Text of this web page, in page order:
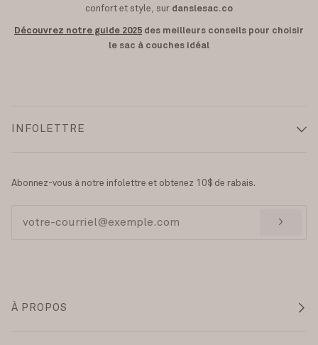
confort et style, sur danslesac.co
Découvrez notre guide 2025 des meilleurs conseils pour choisir
le sac à couches idéal
INFOLETTRE
Abonnez-vous à notre infolettre et obtenez 10$ de rabais.
>
À PROPOS